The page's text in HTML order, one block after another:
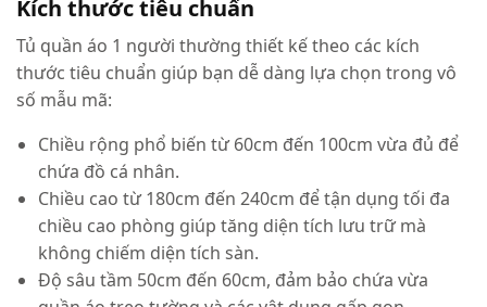
Kích thước tiêu chuẩn
Tủ quần áo 1 người thường thiết kế theo các kích
thước tiêu chuẩn giúp bạn dễ dàng lựa chọn trong vô
số mẫu mã:
Chiều rộng phổ biến từ 60cm đến 100cm vừa đủ để
chứa đồ cá nhân.
Chiều cao từ 180cm đến 240cm để tận dụng tối đa
chiều cao phòng giúp tăng diện tích lưu trữ mà
không chiếm diện tích sàn.
Độ sâu tầm 50cm đến 60cm, đảm bảo chứa vừa